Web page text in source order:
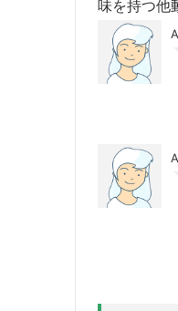
味を持つ他